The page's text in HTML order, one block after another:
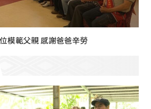
模範父親 感謝爸爸辛勞